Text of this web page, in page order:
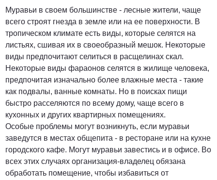
Муравьи в своем большинстве - лесные жители, чаще
всего строят гнезда в земле или на ее поверхности. В
тропическом климате есть виды, которые селятся на
листьях, сшивая их в своеобразный мешок. Некоторые
виды предпочитают селиться в расщелинах скал.
Некоторые виды фараонов селятся в жилище человека,
предпочитая изначально более влажные места - такие
как подвалы, ванные комнаты. Но в поисках пищи
быстро расселяются по всему дому, чаще всего в
кухонных и других квартирных помещениях.
Особые проблемы могут возникнуть, если муравьи
заведутся в местах общепита - в ресторане или на кухне
городского кафе. Могут муравьи завестись и в офисе. Во
всех этих случаях организация-владелец обязана
обработать помещение, чтобы избавиться от